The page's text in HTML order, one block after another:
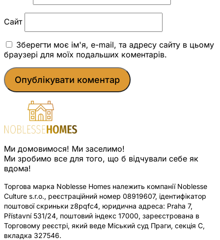
Сайт
Зберегти моє ім'я, e-mail, та адресу сайту в цьому
браузері для моїх подальших коментарів.
Ми домовимося! Ми заселимо!
Ми зробимо все для того, що б відчували себе як
вдома!
Торгова марка Noblesse Homes належить компанії Noblesse
Culture s.r.o., реєстраційний номер 08919607, ідентифікатор
поштової скриньки z8pqfc4, юридична адреса: Praha 7,
Přístavní 531/24, поштовий індекс 17000, зареєстрована в
Торговому реєстрі, який веде Міський суд Праги, секція C,
вкладка 327546.